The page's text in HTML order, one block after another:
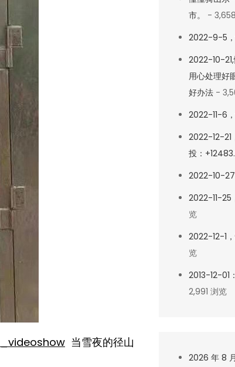
当雪夜的径山
市。
-
2022-9-5
2022-10-
用心处理好
好办法-
2022-11-6
2022-12-21
投：
2022-10-
2022-11-25
览
2022-12-1
览
2013-12-01
2,991 浏览
2026 年 8 月